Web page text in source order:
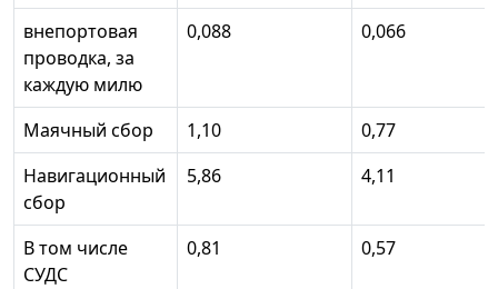
внепортовая
проводка, за
каждую милю
0,088 0,066
Маячный сбор 1,10
0,77
Навигационный
сбор
5,86 4,11
В том числе
СУДС
0,81 0,57